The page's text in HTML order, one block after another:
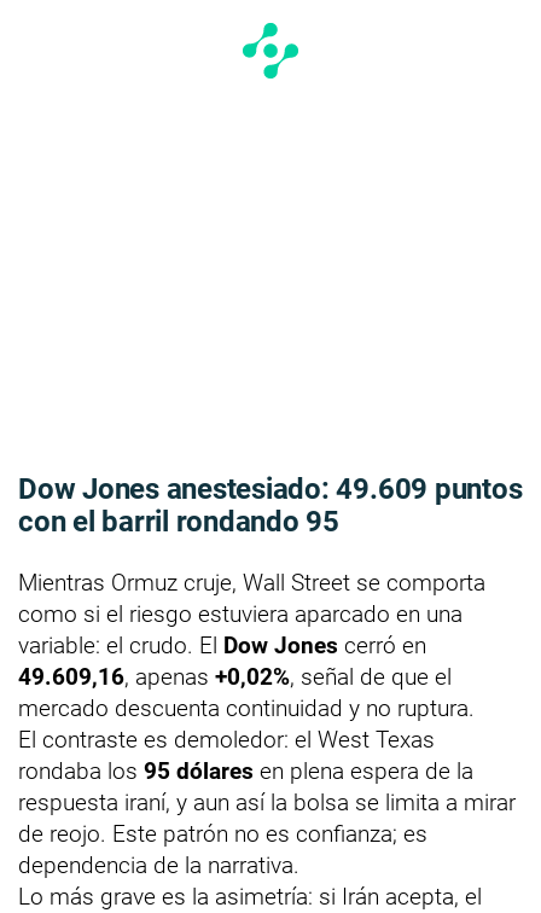
Dow Jones anestesiado:49.609 puntos
con el barril rondando 95
Mientras Ormuz cruje, Wall Street se comporta
como si el riesgo estuviera aparcado en una
variable: el crudo. El Dow Jones cerró en
49.609,16, apenas +0,02%, señal de que el
mercado descuenta continuidad y no ruptura.
El contraste es demoledor: el West Texas
rondaba los 95 dólares en plena espera de la
respuesta iraní, y aun así la bolsa se limita a mirar
de reojo. Este patrón no es confianza; es
dependencia de la narrativa.
Lo más grave es la asimetría: si Irán acepta, el